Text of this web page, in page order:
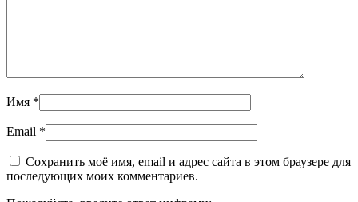
Имя *
Email *
Сохранить моё имя, email и адрес сайта в этом браузере для
последующих моих комментариев.